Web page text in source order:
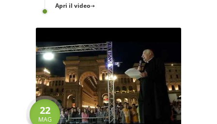
Apri il video
22
MAG